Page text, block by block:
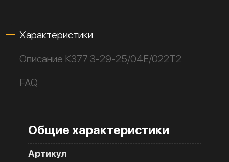
Характеристики
Описание К377 3-29-25/04Е/022Т2
FAQ
Общие характеристики
Артикул